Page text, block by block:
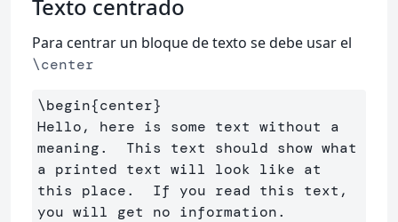
Texto centrado
Para centrar un bloque de texto se debe usar el
\center
\begin{center}
Hello, here is some text without a
meaning.  This text should show what
a printed text will look like at
this place.  If you read this text,
you will get no information.